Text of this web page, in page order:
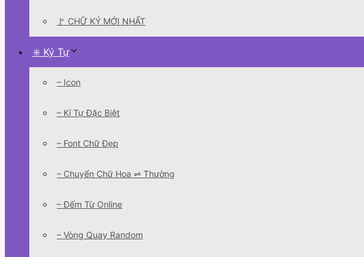
🚩 CHỮ KÝ MỚI NHẤT
✳️ Ký Tự
– Icon
– Kí Tự Đặc Biệt
– Font Chữ Đẹp
– Chuyển Chữ Hoa ⇌ Thường
– Đếm Từ Online
– Vòng Quay Random